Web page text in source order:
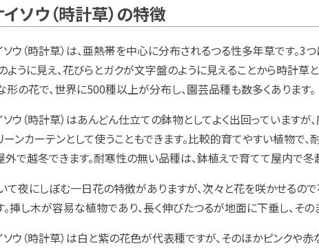
ソウ（時計草）の特徴
ソウ（時計草）は、亜熱帯を中心に分布されるつる性多年草です。
ように見え、花びらとガクが文字盤のように見えることから時計草
形の花で、世界に500種以上が分布し、園芸品種も数多くあります。
ソウ（時計草）はあんどん仕立ての鉢物としてよく出回っていますが
ーンカーテンとして使うこともできます。比較的育てやすい植物で
外で越冬できます。耐寒性の無い品種は、鉢植えで育てて屋内で冬
て夜にしぼむ一日花の特徴がありますが、次々と花を咲かせるの
。挿し木が容易な植物であり、長く伸びたつるが地面に下垂し、その
ソウ（時計草）は白と紫の花色が代表種ですが、そのほかピンクや赤